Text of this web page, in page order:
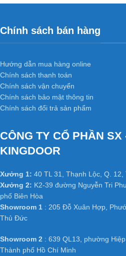
Chính sách bán hàng
Hướng dẫn mua hàng online
Chính sách thanh toán
Chính sách vận chuyển
Chính sách bảo mật thông tin
Chính sách đổi trả sản phẩm
CÔNG TY CỔ PHẦN SX
KINGDOOR
Xưởng 1: 40 TL 31, Thạnh Lộc, Q. 12,
Xưởng 2: K2-39 đường Nguyễn Tri
phố Biên Hòa
Showroom 1 : 205 Đỗ Xuân Hợp,
Thủ Đức
Showroom 2 : 639 QL13, phường
Thành phố Hồ Chí Minh